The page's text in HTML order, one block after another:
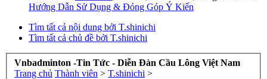
Hướng Dẫn Sử Dụng & Đóng Góp Ý Kiến
Tìm tất cả nội dung bởi T.shinichi
Tìm tất cả chủ đề bởi T.shinichi
Vnbadminton -Tin Tức - Diễn Đàn Cầu Lông Việt Nam
Trang chủ Thành viên > T.shinichi >